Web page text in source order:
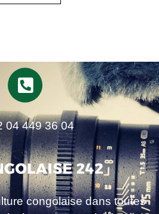
04 449 36 04
congolaise dans toutes